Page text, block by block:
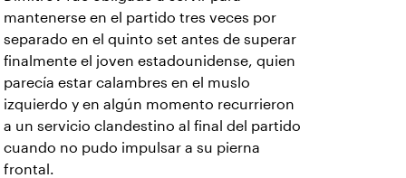
mantenerse en el partido tres veces por
separado en el quinto set antes de superar
finalmente el joven estadounidense, quien
parecía estar calambres en el muslo
izquierdo y en algún momento recurrieron
a un servicio clandestino al final del partido
cuando no pudo impulsar a su pierna
frontal.